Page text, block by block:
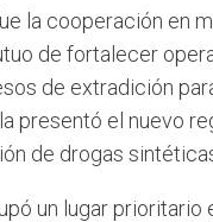
la cooperación en
de fortalecer
de extradición
presentó el nuevo
de drogas
un lugar